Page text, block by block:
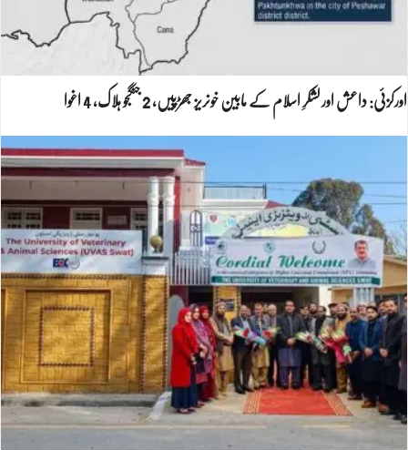
اورکزئی: داعش اور لشکرِ اسلام کے مابین خونریز جھڑپیں، 2 جنگجو ہلاک، 4 اغوا